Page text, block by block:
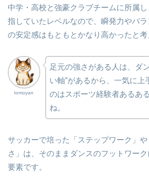
中学・高校と強豪クラブチームに所属
指していたレベルなので、瞬発力やバ
の安定感はもともとかなり高かったと考
tomoyan
足元の強さがある人は、ダ
い軸”があるから、一気に上
のはスポーツ経験者あるあ
ね。
サッカーで培った「ステップワーク」
さ」は、そのままダンスのフットワー
要素です。